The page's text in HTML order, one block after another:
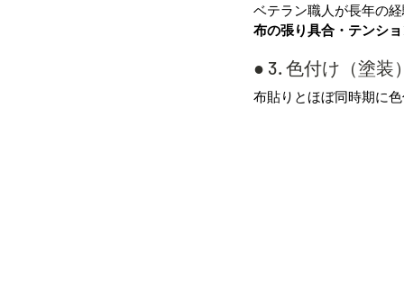
ベテラン職人が長年の経
布の張り具合・テンシ
● 3. 色付け（塗装）
布貼りとほぼ同時期に